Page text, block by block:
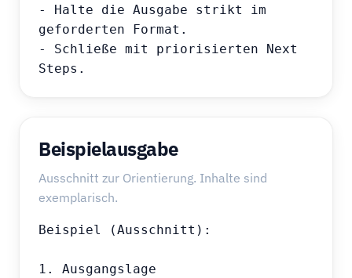
- Halte die Ausgabe strikt im
geforderten Format.
- Schließe mit priorisierten Next
Steps.
Beispielausgabe
Ausschnitt zur Orientierung. Inhalte sind
exemplarisch.
Beispiel (Ausschnitt):
1. Ausgangslage